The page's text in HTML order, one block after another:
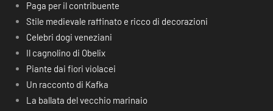
Paga per il contribuente
Stile medievale raffinato e ricco di decorazioni
Celebri dogi veneziani
Il cagnolino di Obelix
Piante dai fiori violacei
Un racconto di Kafka
La ballata del vecchio marinaio